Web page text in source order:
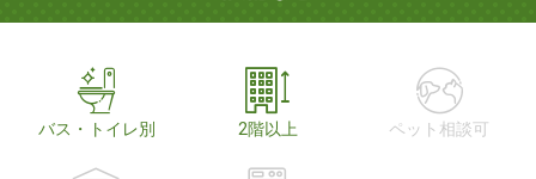
バス・トイレ別 2階以上 ペット相談可